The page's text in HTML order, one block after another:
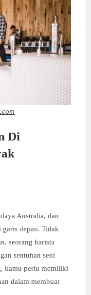
Di
Australia, dan
depan. Tidak
seorang barista
sentuhan seni
kamu perlu memiliki
dalam membuat